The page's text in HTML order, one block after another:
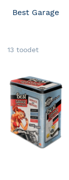
Best Garage
13 toodet